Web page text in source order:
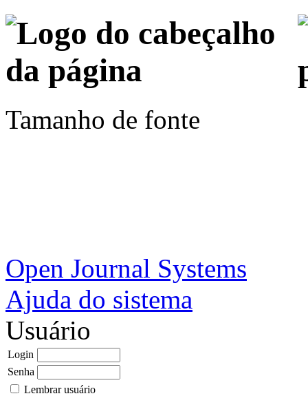
Tamanho de fonte
Open Journal Systems
Ajuda do sistema
Usuário
Login
Senha
Lembrar usuário